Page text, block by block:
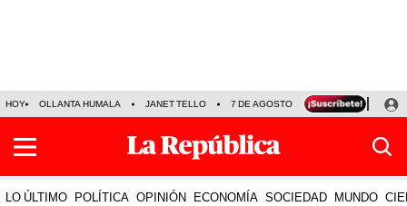
HOY OLLANTA HUMALA JANET TELLO 7 DE AGOSTO TINKA RESULTADOS
LO ÚLTIMO POLÍTICA OPINIÓN ECONOMÍA SOCIEDAD MUNDO